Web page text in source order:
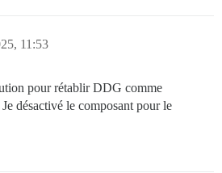
11:53
pour rétablir DDG comme
désactivé le composant pour le